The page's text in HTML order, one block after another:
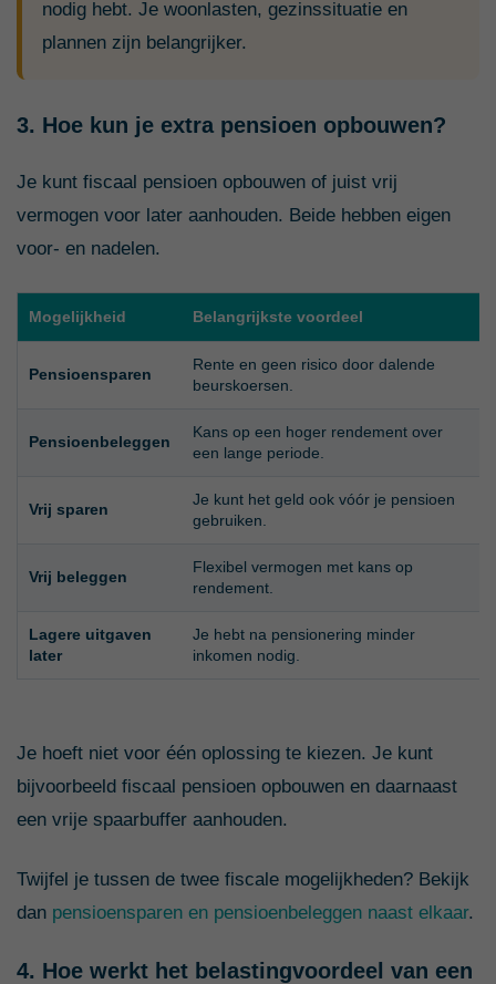
nodig hebt. Je woonlasten, gezinssituatie en
plannen zijn belangrijker.
3. Hoe kun je extra pensioen opbouwen?
Je kunt fiscaal pensioen opbouwen of juist vrij
vermogen voor later aanhouden. Beide hebben eigen
voor- en nadelen.
Mogelijkheid Belangrijkste voordeel
Pensioensparen
Rente en geen risico door dalende
beurskoersen.
Pensioenbeleggen
Kans op een hoger rendement over
een lange periode.
Vrij sparen
Je kunt het geld ook vóór je pensioen
gebruiken.
Vrij beleggen
Flexibel vermogen met kans op
rendement.
Lagere uitgaven
later
Je hebt na pensionering minder
inkomen nodig.
Je hoeft niet voor één oplossing te kiezen. Je kunt
bijvoorbeeld fiscaal pensioen opbouwen en daarnaast
een vrije spaarbuffer aanhouden.
Twijfel je tussen de twee fiscale mogelijkheden? Bekijk
dan pensioensparen en pensioenbeleggen naast elkaar.
4. Hoe werkt het belastingvoordeel van een